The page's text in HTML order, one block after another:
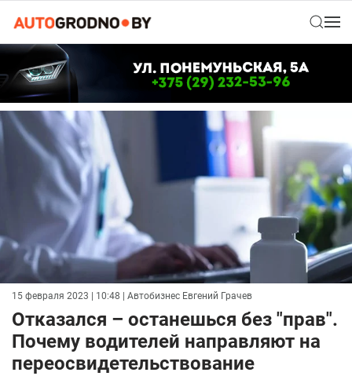
15 февраля 2023 | 10:48 | Автобизнес Евгений Грачев
Отказался – останешься без "прав".
Почему водителей направляют на
переосвидетельствование